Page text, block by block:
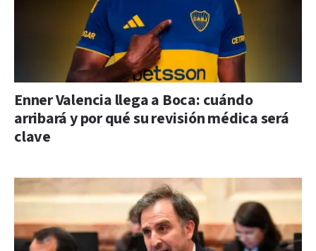
Enner Valencia llega a Boca: cuándo
arribará y por qué su revisión médica será
clave